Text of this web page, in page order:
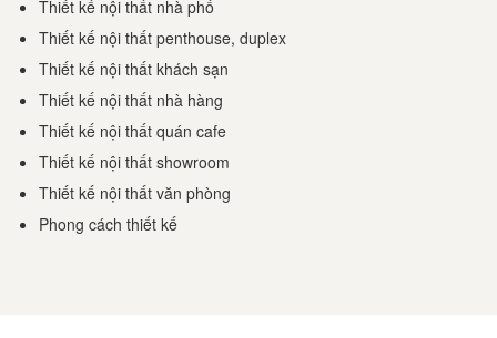
Thiết kế nội thất nhà phố
Thiết kế nội thất penthouse, duplex
Thiết kế nội thất khách sạn
Thiết kế nội thất nhà hàng
Thiết kế nội thất quán cafe
Thiết kế nội thất showroom
Thiết kế nội thất văn phòng
Phong cách thiết kế